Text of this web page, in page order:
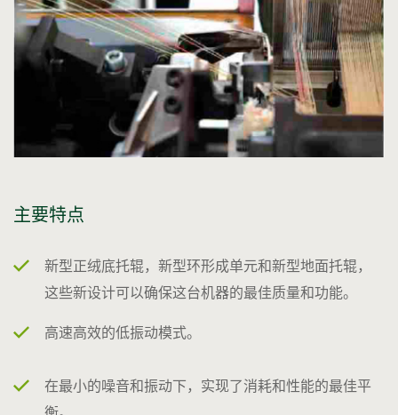
主要特点
新型正绒底托辊，新型环形成单元和新型地面托辊，
这些新设计可以确保这台机器的最佳质量和功能。
高速高效的低振动模式。
在最小的噪音和振动下，实现了消耗和性能的最佳平